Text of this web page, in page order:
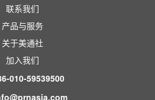
：6855.HK；2025年1月24
克证券交易所挂牌上市，股票
创新药产品管线，包括抑制
联系我们
产品与服务
关于美通社
加入我们
010-59539500